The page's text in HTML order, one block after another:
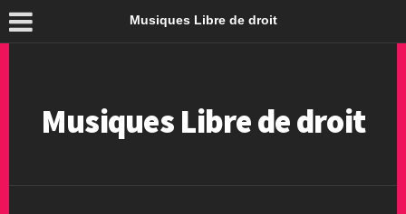
Musiques Libre de droit
Musiques Libre de droit